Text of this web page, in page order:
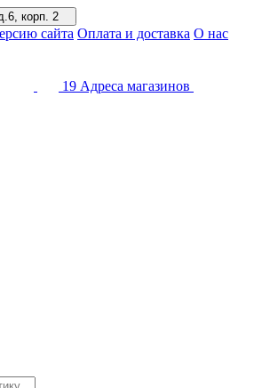
корп. 2
сайта Оплата и доставка О нас
19 Адреса магазинов